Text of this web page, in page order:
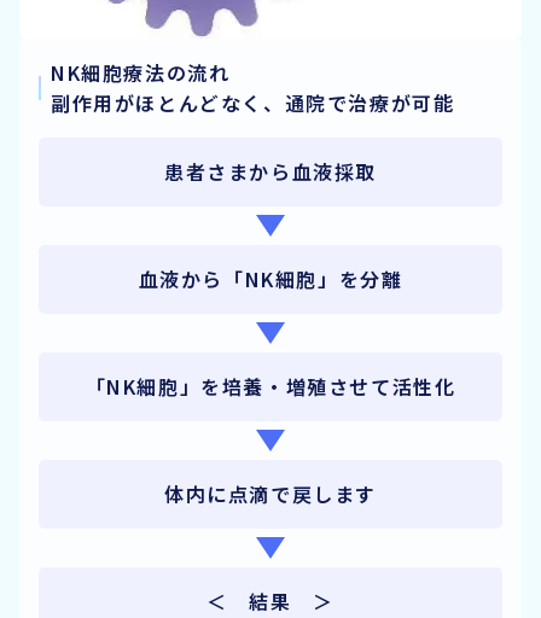
NK細胞療法の流れ
副作用がほとんどなく、通院で治療が可能
患者さまから血液採取
血液から「NK細胞」を分離
「NK細胞」を培養・増殖させて活性化
体内に点滴で戻します
＜ 結果 ＞